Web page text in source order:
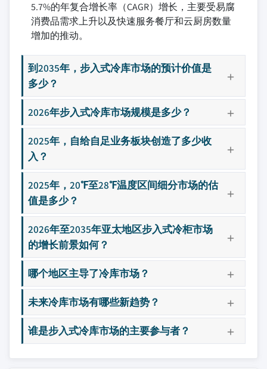
5.7%的年复合增长率（CAGR）增长，主要受易腐
消费品需求上升以及快速服务餐厅和云厨房数量
增加的推动。
到2035年，步入式冷库市场的预计价值是
多少？
2026年步入式冷库市场规模是多少？
2025年，自给自足业务板块创造了多少收
入？
2025年，20℉至28℉温度区间细分市场的估
值是多少？
2026年至2035年亚太地区步入式冷柜市场
的增长前景如何？
哪个地区主导了冷库市场？
未来冷库市场有哪些新趋势？
谁是步入式冷库市场的主要参与者？